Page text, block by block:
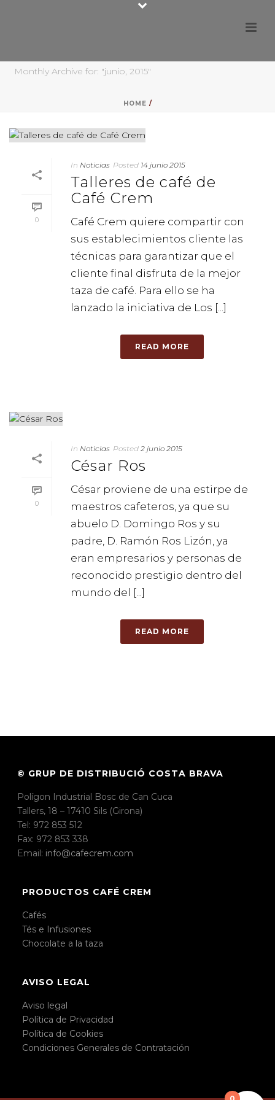
Monthly Archive for: "junio, 2015"
HOME /
0
In Noticias Posted 14 junio 2015
Talleres de café de
Café Crem
Café Crem quiere compartir con
sus establecimientos cliente las
técnicas para garantizar que el
cliente final disfruta de la mejor
taza de café. Para ello se ha
lanzado la iniciativa de Los [...]
READ MORE
0
In Noticias Posted 2 junio 2015
César Ros
César proviene de una estirpe de
maestros cafeteros, ya que su
abuelo D. Domingo Ros y su
padre, D. Ramón Ros Lizón, ya
eran empresarios y personas de
reconocido prestigio dentro del
mundo del [...]
READ MORE
© GRUP DE DISTRIBUCIÓ COSTA BRAVA
Polígon Industrial Bosc de Can Cuca
Tallers, 18 – 17410 Sils (Girona)
Tel: 972 853 512
Fax: 972 853 338
Email: info@cafecrem.com
PRODUCTOS CAFÉ CREM
Cafés
Tés e Infusiones
Chocolate a la taza
AVISO LEGAL
Aviso legal
Política de Privacidad
Política de Cookies
Condiciones Generales de Contratación